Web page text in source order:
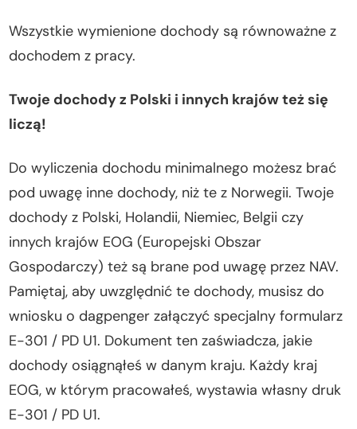
Wszystkie wymienione dochody są równoważne z
dochodem z pracy.
Twoje dochody z Polski i innych krajów też się
liczą!
Do wyliczenia dochodu minimalnego możesz brać
pod uwagę inne dochody, niż te z Norwegii. Twoje
dochody z Polski, Holandii, Niemiec, Belgii czy
innych krajów EOG (Europejski Obszar
Gospodarczy) też są brane pod uwagę przez NAV.
Pamiętaj, aby uwzględnić te dochody, musisz do
wniosku o dagpenger załączyć specjalny formularz
E-301 / PD U1. Dokument ten zaświadcza, jakie
dochody osiągnąłeś w danym kraju. Każdy kraj
EOG, w którym pracowałeś, wystawia własny druk
E-301 / PD U1.